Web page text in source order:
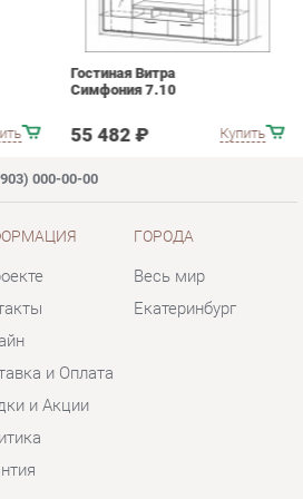
000-00-00
и Акции
ГОРОДА
Весь мир